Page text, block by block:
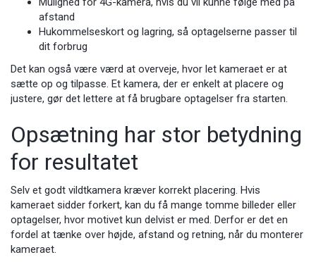
afstand
Hukommelseskort og lagring, så optagelserne passer til
dit forbrug
Det kan også være værd at overveje, hvor let kameraet er at
sætte op og tilpasse. Et kamera, der er enkelt at placere og
justere, gør det lettere at få brugbare optagelser fra starten.
Opsætning har stor betydning
for resultatet
Selv et godt vildtkamera kræver korrekt placering. Hvis
kameraet sidder forkert, kan du få mange tomme billeder eller
optagelser, hvor motivet kun delvist er med. Derfor er det en
fordel at tænke over højde, afstand og retning, når du monterer
kameraet.